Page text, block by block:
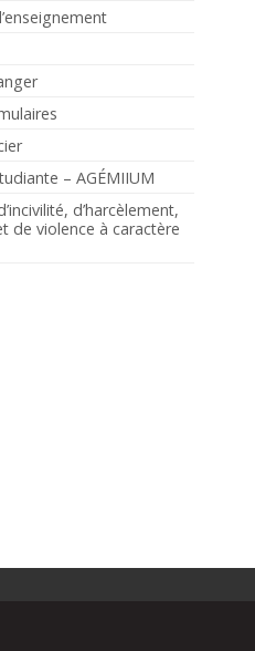
– AGÉMIIUM
d’harcèlement,
de violence à caractère